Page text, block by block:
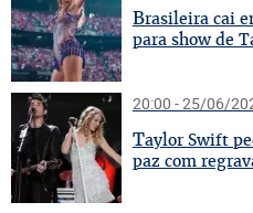
Brasileira cai
para show de
20:00 - 25/06/
Taylor Swift
paz com